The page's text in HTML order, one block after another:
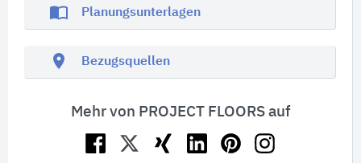
import_contacts Planungsunterlagen
location_on Bezugsquellen
Mehr von PROJECT FLOORS auf